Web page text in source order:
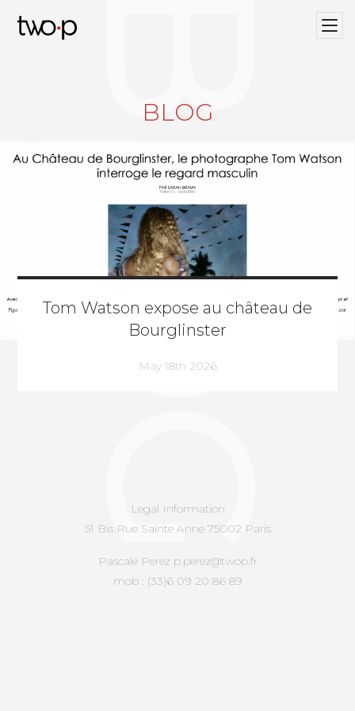
BLOG
Tom Watson expose au château de
Bourglinster
May 18th 2026
BLOG
Legal Information
51 Bis Rue Sainte Anne 75002 Paris
Pascale Perez p.perez@twop.fr
mob : (33)6 09 20 86 89